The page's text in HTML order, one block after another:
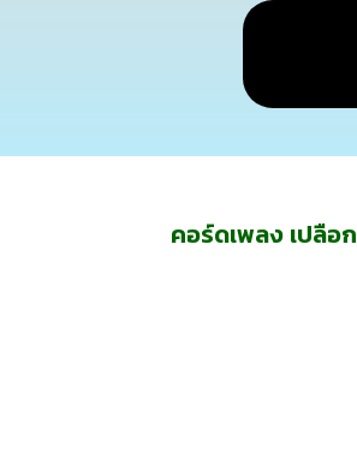
คอร์ดเพลง เปลือก